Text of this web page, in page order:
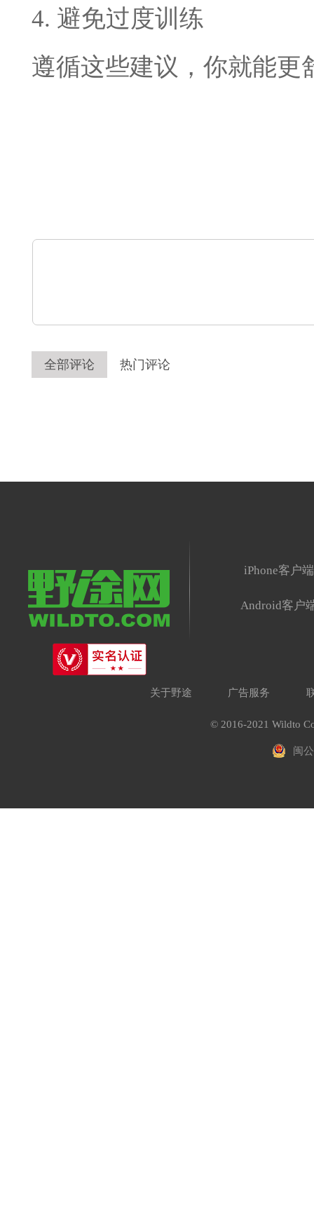
4. 避免过度训练
遵循这些建议，你就能更
全部评论 热门评论
iPhone客户端
Android客户
关于野途 广告服务
© 2016-2021 Wildto
闽